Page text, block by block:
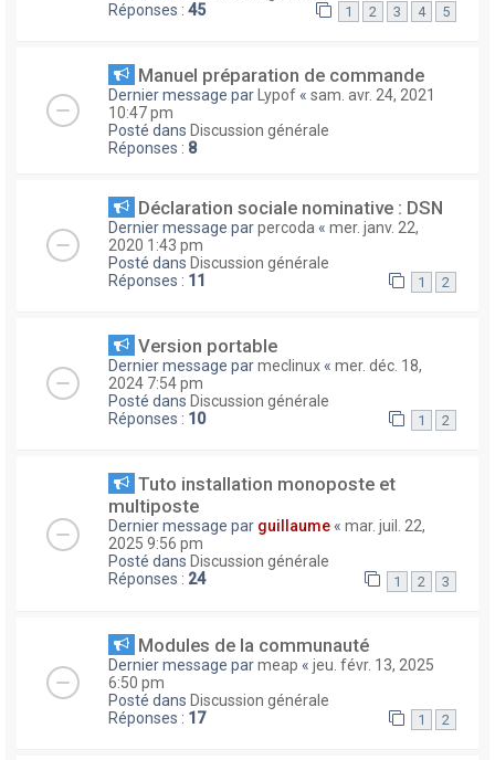
Réponses : 45 1 2 3 4 5
Manuel préparation de commande
Dernier message par Lypof « sam. avr. 24, 2021
10:47 pm
Posté dans Discussion générale
Réponses : 8
Déclaration sociale nominative : DSN
Dernier message parpercoda « mer. janv. 22,
2020 1:43 pm
Posté dans Discussion générale
Réponses : 11 1 2
Version portable
Dernier message parmeclinux « mer. déc. 18,
2024 7:54 pm
Posté dans Discussion générale
Réponses : 10 1 2
Tuto installation monoposte et
multiposte
Dernier message par guillaume « mar. juil. 22,
2025 9:56 pm
Posté dans Discussion générale
Réponses : 24 1 2 3
Modules de la communauté
Dernier message parmeap « jeu. févr. 13, 2025
6:50 pm
Posté dans Discussion générale
Réponses : 17 1 2